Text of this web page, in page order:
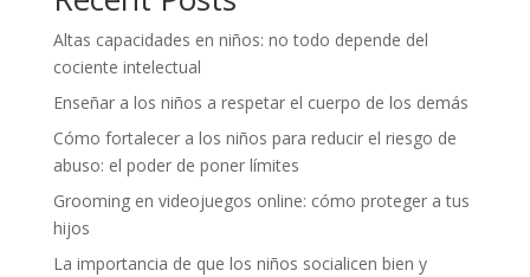
Altas capacidades en niños: no todo depende del
cociente intelectual
Enseñar a los niños a respetar el cuerpo de los demás
Cómo fortalecer a los niños para reducir el riesgo de
abuso: el poder de poner límites
Grooming en videojuegos online: cómo proteger a tus
hijos
La importancia de que los niños socialicen bien y